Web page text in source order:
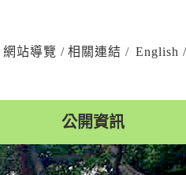
網站導覽 / 相關連結 / English /
公開資訊